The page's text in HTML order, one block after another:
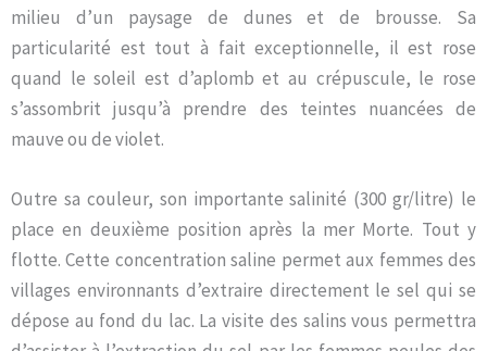
milieu d’un paysage de dunes et de brousse. Sa
particularité est tout à fait exceptionnelle, il est rose
quand le soleil est d’aplomb et au crépuscule, le rose
s’assombrit jusqu’à prendre des teintes nuancées de
mauve ou de violet.
Outre sa couleur, son importante salinité (300 gr/litre) le
place en deuxième position après la mer Morte. Tout y
flotte. Cette concentration saline permet aux femmes des
villages environnants d’extraire directement le sel qui se
dépose au fond du lac. La visite des salins vous permettra